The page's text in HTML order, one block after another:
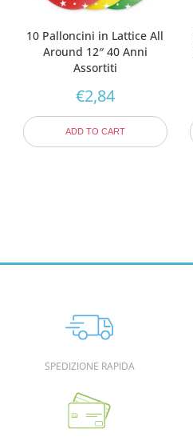
10 Palloncini in Lattice All
Around 12″ 40 Anni
Assortiti
€2,84
ADD TO CART
SPEDIZIONE RAPIDA